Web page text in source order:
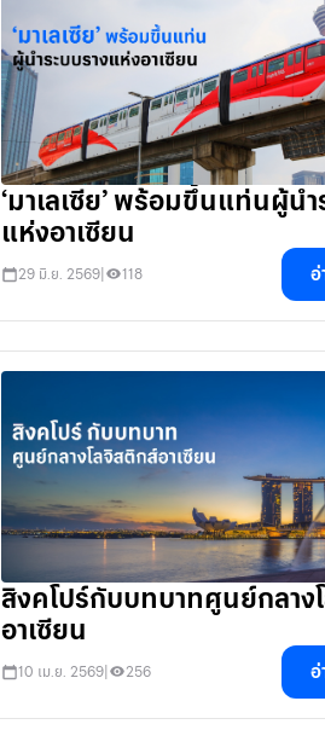
‘มาเลเซีย’ พร้อมขึ้นแท่นผู้นำ
แห่งอาเซียน
29 มิ.ย. 2569 118 อ่
สิงคโปร์กับบทบาทศูนย์กลาง
อาเซียน
10 เม.ย. 2569| 256 อ่